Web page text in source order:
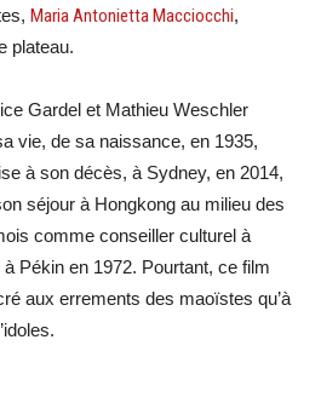
Maria Antonietta Macciocchi,
plateau.
Gardel et Mathieu Weschler
vie, de sa naissance, en 1935,
à son décès, à Sydney, en 2014,
séjour à Hongkong au milieu des
comme conseiller culturel à
à Pékin en 1972. Pourtant, ce film
aux errements des maoïstes qu’à